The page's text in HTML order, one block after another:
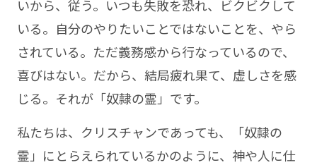
いから、従う。いつも失敗を恐れ、ビクビクして
いる。自分のやりたいことではないことを、やら
されている。ただ義務感から行なっているので、
喜びはない。だから、結局疲れ果て、虚しさを感
じる。それが「奴隷の霊」です。
私たちは、クリスチャンであっても、「奴隷の
霊」にとらえられているかのように、神や人に仕